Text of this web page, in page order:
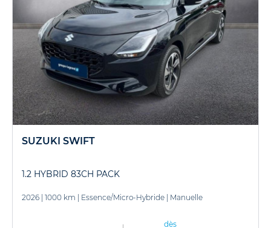
SUZUKI SWIFT
1.2 HYBRID 83CH PACK
2026 1000 km Essence/Micro-Hybride Manuelle
dès